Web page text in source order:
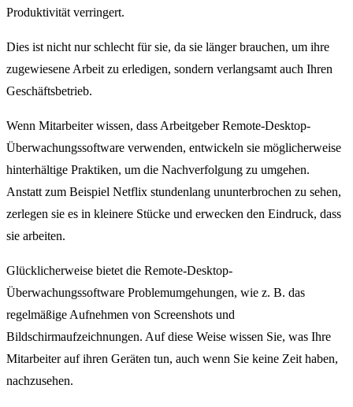
Produktivität verringert.
Dies ist nicht nur schlecht für sie, da sie länger brauchen, um ihre
zugewiesene Arbeit zu erledigen, sondern verlangsamt auch Ihren
Geschäftsbetrieb.
Wenn Mitarbeiter wissen, dass Arbeitgeber Remote-Desktop-
Überwachungssoftware verwenden, entwickeln sie möglicherweise
hinterhältige Praktiken, um die Nachverfolgung zu umgehen.
Anstatt zum Beispiel Netflix stundenlang ununterbrochen zu sehen,
zerlegen sie es in kleinere Stücke und erwecken den Eindruck, dass
sie arbeiten.
Glücklicherweise bietet die Remote-Desktop-
Überwachungssoftware Problemumgehungen, wie z. B. das
regelmäßige Aufnehmen von Screenshots und
Bildschirmaufzeichnungen. Auf diese Weise wissen Sie, was Ihre
Mitarbeiter auf ihren Geräten tun, auch wenn Sie keine Zeit haben,
nachzusehen.